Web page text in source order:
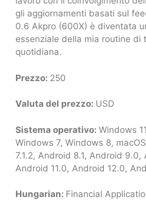
gli aggiornamenti basati sul
0.6 Akpro (600X) è diventata
essenziale della mia routine di
quotidiana.
Prezzo: 250
Valuta del prezzo: USD
Sistema operativo: Windows
Windows 7, Windows 8,
7.1.2, Android 8.1, Android 9.0,
Android 11.0, Android 12.0,
Hungarian: Financial